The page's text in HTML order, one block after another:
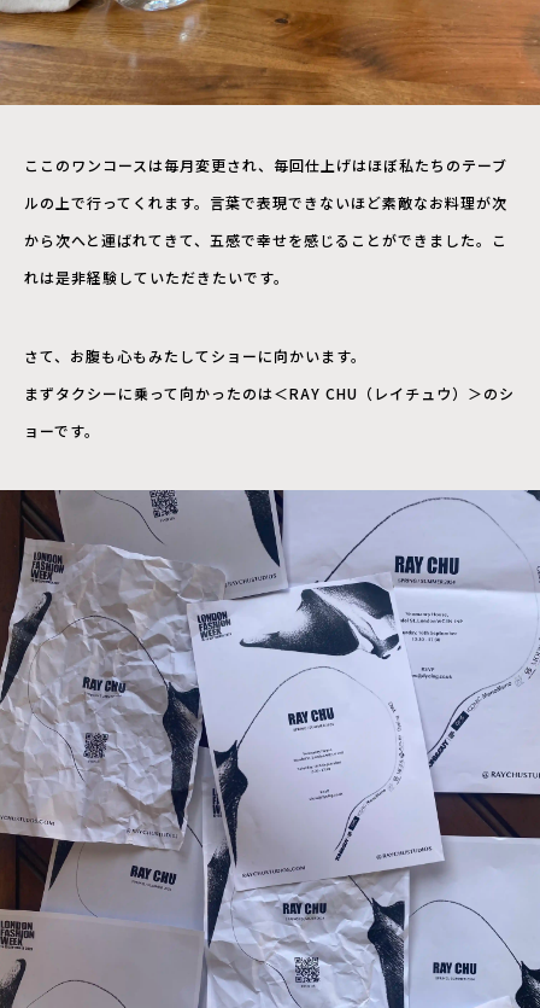
ここのワンコースは毎月変更され、毎回仕上げはほぼ私たちのテーブ
ルの上で行ってくれます。言葉で表現できないほど素敵なお料理が次
から次へと運ばれてきて、五感で幸せを感じることができました。こ
れは是非経験していただきたいです。
さて、お腹も心もみたしてショーに向かいます。
まずタクシーに乗って向かったのは＜RAY CHU（レイチュウ）＞のシ
ョーです。